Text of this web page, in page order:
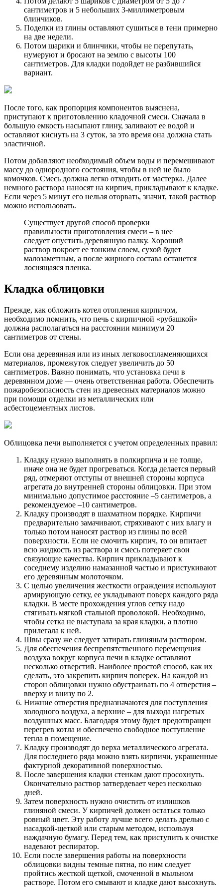
сантиметров и 5 небольших 3-миллиметровым
блинчиков.
Поделки из глины оставляют сушиться в тени примерно
на две недели.
Потом шарики и блинчики, чтобы не перепутать,
нумеруют и бросают на землю с высоты 100
сантиметров. Для кладки подойдет не разбившийся
вариант.
После того, как пропорция компонентов выяснена,
приступают к приготовлению кладочной смеси. Сначала в
большую емкость насыпают глину, заливают ее водой и
оставляют киснуть на 3 суток, за это время она должна стать
эластичной.
Потом добавляют необходимый объем воды и перемешивают
массу до однородного состояния, чтобы в ней не было
комочков. Смесь должна легко отходить от мастерка. Далее
немного раствора наносят на кирпич, прикладывают к кладке.
Если через 5 минут его нельзя оторвать, значит, такой раствор
можно использовать.
Существует другой способ проверки
правильности приготовления смеси – в нее
следует опустить деревянную палку. Хороший
раствор покроет ее тонким слоем, сухой будет
малозаметным, а после жирного состава останется
лоснящаяся пленка.
Кладка облицовки
Прежде, как обложить котел отопления кирпичом,
необходимо помнить, что печь с кирпичной «рубашкой»
должна располагаться на расстоянии минимум 20
сантиметров от стены.
Если она деревянная или из иных легковоспламеняющихся
материалов, промежуток следует увеличить до 50
сантиметров. Важно понимать, что установка печи в
деревянном доме — очень ответственная работа. Обеспечить
пожаробезопасность стен из древесных материалов можно
при помощи отделки из металлических или
асбестоцементных листов.
Облицовка печи выполняется с учетом определенных правил:
Кладку нужно выполнять в полкирпича и не толще,
иначе она не будет прогреваться. Когда делается первый
ряд, отмеряют отступы от внешней стороны корпуса
агрегата до внутренней стороны облицовки. При этом
минимально допустимое расстояние –5 сантиметров, а
рекомендуемое –10 сантиметров.
Кладку производят в шахматном порядке. Кирпичи
предварительно замачивают, стряхивают с них влагу и
только потом наносят раствор из глины по всей
поверхности. Если не смочить кирпич, то он впитает
всю жидкость из раствора и смесь потеряет свои
связующие качества. Кирпич прикладывают к
соседнему изделию намазанной частью и пристукивают
его деревянным молоточком.
С целью увеличения жесткости ограждения используют
армирующую сетку, ее укладывают поверх каждого ряда
кладки. В месте прохождения углов сетку надо
стягивать мягкой стальной проволокой. Необходимо,
чтобы сетка не выступала за края кладки, а плотно
прилегала к ней.
Швы сразу же следует затирать глиняным раствором.
Для обеспечения беспрепятственного перемещения
воздуха вокруг корпуса печи в кладке оставляют
несколько отверстий. Наиболее простой способ, как их
сделать, это закрепить кирпич поперек. На каждой из
сторон облицовки нужно обустраивать по 4 отверстия –
вверху и внизу по 2.
Нижние отверстия предназначаются для поступления
холодного воздуха, а верхние – для выхода нагретых
воздушных масс. Благодаря этому будет предотвращен
перегрев котла и обеспечено свободное поступление
тепла в помещение.
Кладку производят до верха металлического агрегата.
Для последнего ряда можно взять кирпичи, украшенные
фактурной декоративной поверхностью.
После завершения кладки стенкам дают просохнуть.
Окончательно раствор затвердевает через несколько
дней.
Затем поверхность нужно очистить от излишков
глиняной смеси. У кирпичей должен остаться только
ровный цвет. Эту работу лучше всего делать дрелью с
насадкой-щеткой или старым методом, используя
наждачную бумагу. Перед тем, как приступить к очистке
надевают респиратор.
Если после завершения работы на поверхности
облицовки видны темные пятна, по ним следует
пройтись жесткой щеткой, смоченной в мыльном
растворе. Потом его смывают и кладке дают высохнуть.